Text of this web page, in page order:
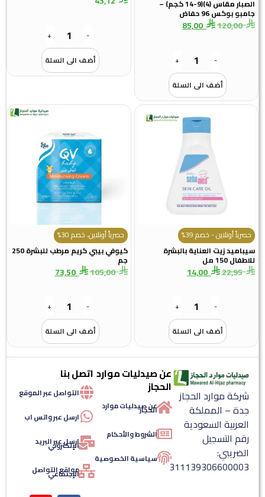
الصبار مقاس (4)(9-14 كجم) –
جامبو بوكس 96 حفاض
120,00
85,00
-
+
أضف الى السلة
-
+
أضف الى السلة
حصرياً أونلاين - خصم 39%
سيباميد زيت العناية بالبشرة
للاطفال 150 مل
22,95
14,00
-
+
أضف الى السلة
حصرياً أونلاين، خصم 30%
كيوفي بيبي كريم مرطب للبشرة 250
جم
105,00
73,50
-
+
أضف الى السلة
شركة موارد الحجاز
جدة – المملكة
العربية السعودية
رقم التسجيل
الضريبي:
311139306600003
عن صيدليات موارد
الحجاز
عن صيدليات موارد
الحجاز
الشروط والأحكام
سياسية الخصوصية
اتصل بنا
التواصل عبر الموقع
ارسل عبر واتس اب
ارسل عبر البريد
الإلكتروني
مواقع التواصل
الإجتماعي